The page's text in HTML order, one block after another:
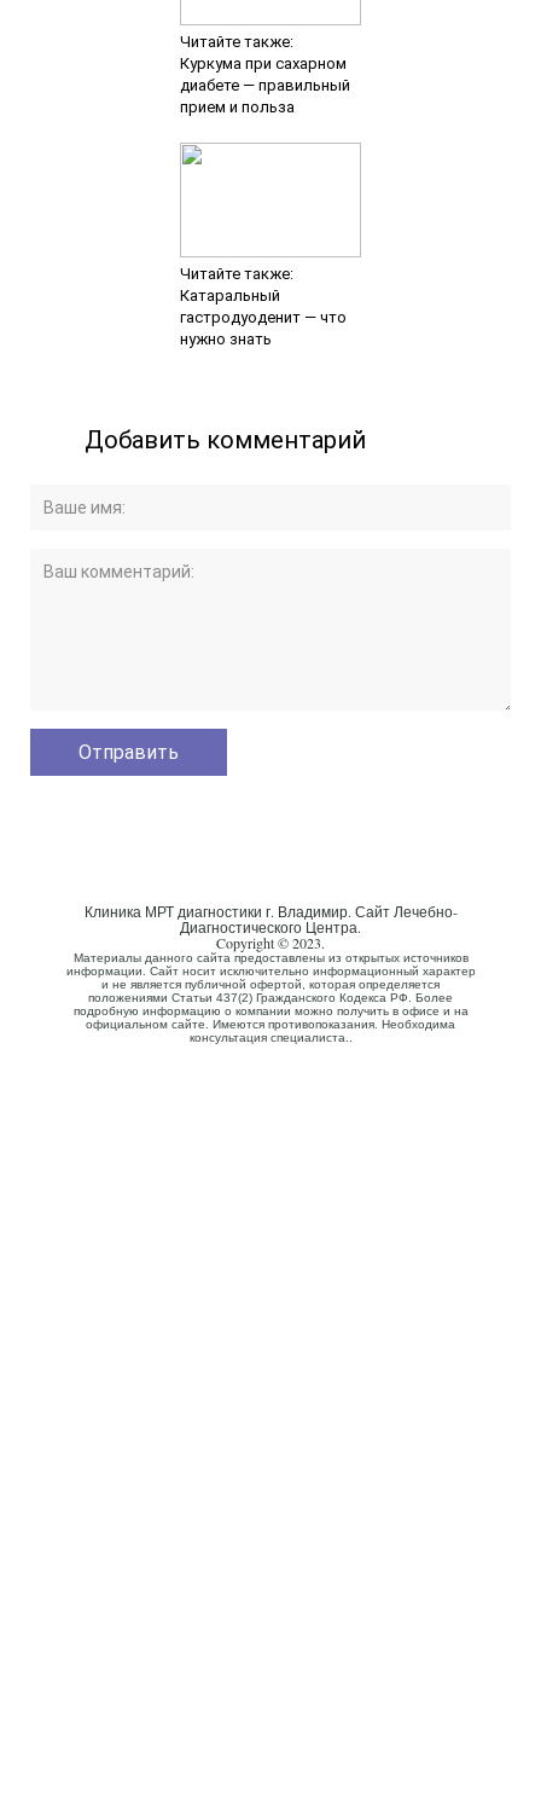
Читайте также:
Куркума при сахарном
диабете — правильный
прием и польза
Читайте также:
Катаральный
гастродуоденит — что
нужно знать
Добавить комментарий
Клиника МРТ диагностики г. Владимир. Сайт Лечебно-
Диагностического Центра.
Copyright © 2023.
Материалы данного сайта предоставлены из открытых источников
информации. Сайт носит исключительно информационный характер
и не является публичной офертой, которая определяется
положениями Статьи 437(2) Гражданского Кодекса РФ. Более
подробную информацию о компании можно получить в офисе и на
официальном сайте. Имеются противопоказания. Необходима
консультация специалиста..